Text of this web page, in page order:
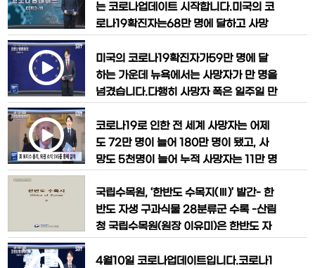
국면에 접어들고 있습니다.유럽 각국은 확
산세에 따라 봉쇄조치를 일부 완화하거나
들이 출구 전략을 조율해야한다고 강조했
는데,과연 가능할지는 의문이 제기됩니다.
코로나1
는 코로나업데이트 시작합니다.미국의 코
로나19확진자는68만 명에 달하고 사망
은 오늘 백악관 태스크포스 기자회견에서
사회적 거리두기 지침 완화를 위한3단계
경제 정상화 계획을 발표했습니다. 앞서
정이던 셧다운 조치를 다음달15일까지 연
장하기로 했습니다. 한편 뉴저지의 한 요
양원에서 시신
미국의 코로나19확진자가59만 명에 달
하는 가운데 뉴욕에서는 사망자가 만 명을
넘겼습니다.다행히 사망자 폭은 일주일 만
도 약2주 만에 최저치를 기록했습니다.미
보건당국에선 코로나19사태가 정점에 가
까워졌다는 전망이 잇따라 나왔습니다.로
방송 인터뷰에서 확산세가 정점에 가까워
졌다는 분석을 내놨습니다. 하지만 경제활
동 재게 여부
코로나19로 인한 전 세계 사망자는 어제
도 72만 명이 늘어 180만 명이 됐고, 사
망도 5천명이 늘어 누적 사망자는 11만 명
이었던 보리스 존슨 영국 총리는 SNS를
통해 퇴원 소식을 알렸습니다.한때 상태가
악화돼 집중치료병상에서 산소치료까지
예정입니다. 하지만 영국의 사망자는 737
국립수목원, ‘한반도 수목지(Ⅲ)’ 발간- 한
반도 자생 구과식물 28분류군 수록 -산림
청 국립수목원(원장 이유미)은 한반도 자
정보 등을 포함한 ‘한반도 수목지(Ⅲ)’를
4월10일 코로나업데이트입니다.코로나1